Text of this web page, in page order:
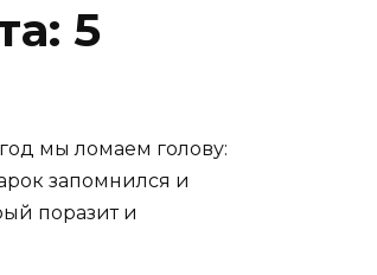
5
мы ломаем голову:
запомнился и
поразит и